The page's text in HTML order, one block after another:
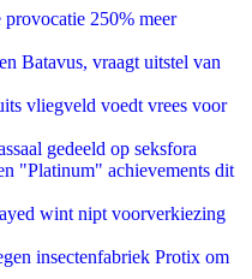
250% meer
Batavus, vraagt uitstel van
vliegveld voedt vrees voor
gedeeld op seksfora
"Platinum" achievements dit
wint nipt voorverkiezing
insectenfabriek Protix om